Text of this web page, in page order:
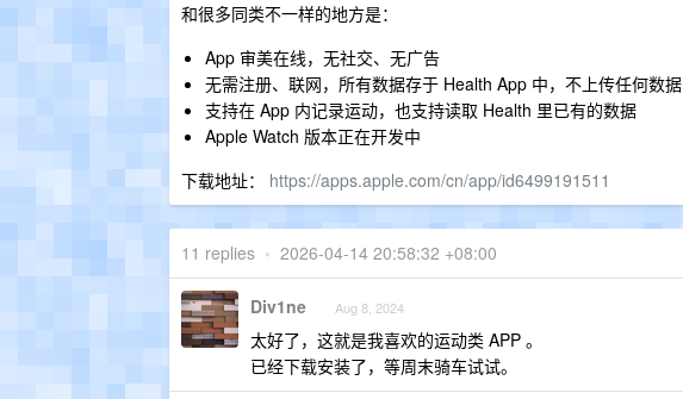
和很多同类不一样的地方是：
App 审美在线，无社交、无广告
无需注册、联网，所有数据存于 Health App 中，不上传任何数据
支持在 App 内记录运动，也支持读取 Health 里已有的数据
Apple Watch 版本正在开发中
下载地址： https://apps.apple.com/cn/app/id6499191511
11 replies • 2026-04-14 20:58:32 +08:00
Div1ne Aug 8, 2024
太好了，这就是我喜欢的运动类 APP 。
已经下载安装了，等周末骑车试试。